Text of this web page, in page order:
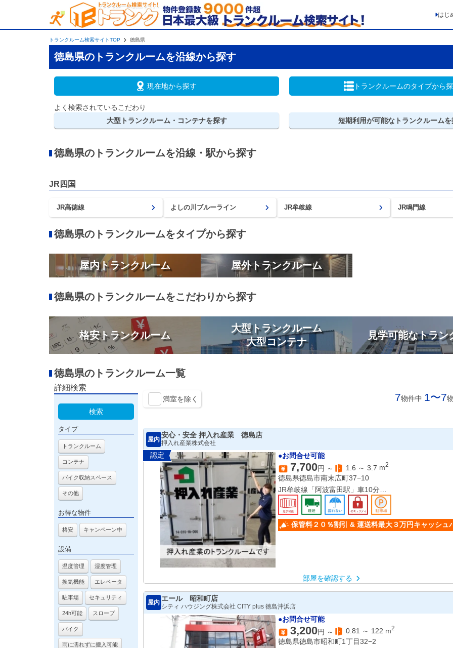
はじ
トランクルーム検索サイトTOP 徳島県
徳島県のトランクルームを沿線から探す
現在地から探す トランクルームのタイプから
よく検索されているこだわり
大型 トランクルーム・コンテナを探す 短期利用が可能なトランクルームを
徳島県のトランクルームを沿線・駅から探す
JR四国
JR高徳線 よしの川ブルーライン JR牟岐線 JR鳴門線
徳島県のトランクルームをタイプから探す
屋内トランクルーム 屋外トランクルーム
徳島県のトランクルームをこだわりから探す
格安トランクルーム
大型トランクルーム
大型コンテナ
見学可能なトラン
徳島県のトランクルーム一覧
詳細検索
検索
タイプ
トランクルーム
コンテナ
バイク収納スペース
その他
お得な物件
格安 キャンペーン中
設備
温度管理 湿度管理
換気機能 エレベータ
駐車場 セキュリティ
24h可能 スロープ
バイク
雨に濡れずに搬入可能
満室を除く 7物件中 1〜7
屋内
安心・安全 押入れ産業 徳島店
押入れ産業株式会社
認定 ●お問合せ可能
7,700円 ～ 1.6 ～ 3.7 m2
徳島県徳島市南末広町37−10
JR牟岐線「阿波富田駅」車10分
JR牟岐線「徳島駅」車13分
JR牟岐線「二軒屋駅」車14分
保管料２０％割引 & 運送料最大３万円キャッシュ
部屋を確認する
屋内
エール 昭和町店
シティ ハウジング株式会社 CITY plus 徳島沖浜店
●お問合せ可能
3,200円 ～ 0.81 ～ 122 m2
徳島県徳島市昭和町1丁目32−2